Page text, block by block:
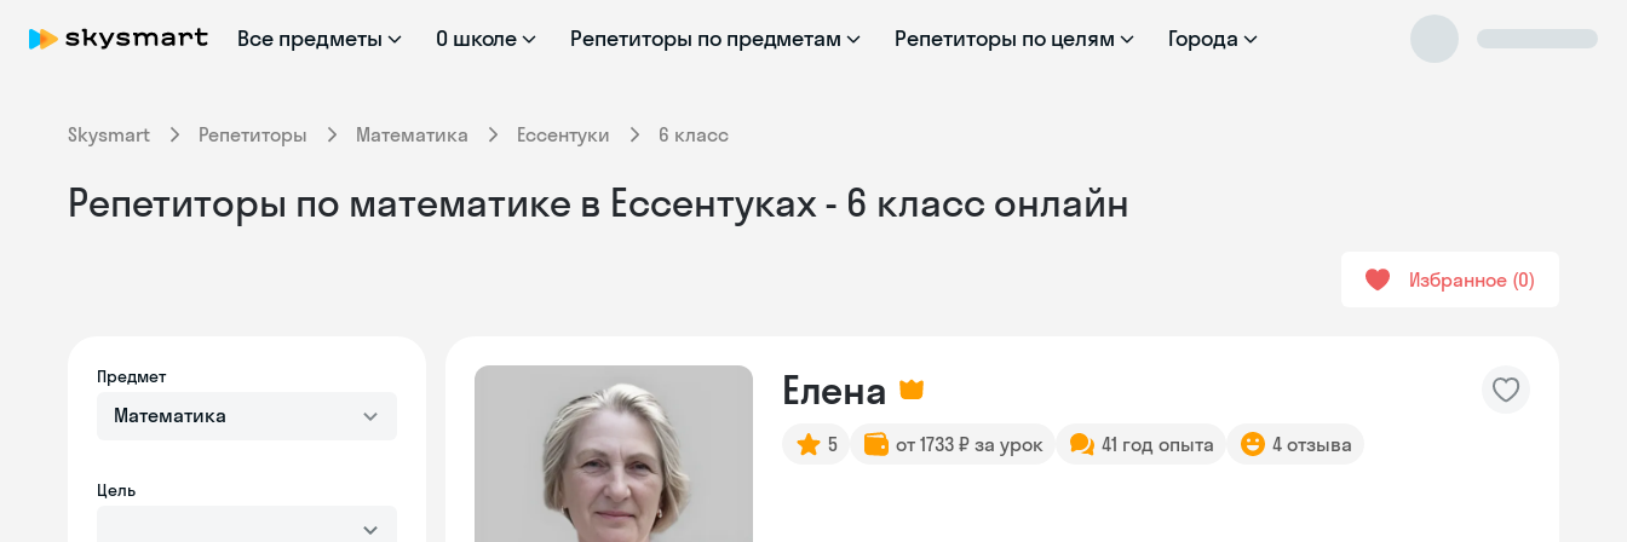
Все предметы О школе Репетиторы по предметам Репетиторы по целям Города
Skysmart Репетиторы Математика Ессентуки 6 класс
Репетиторы по математике в Ессентуках - 6 класс онлайн
Избранное 0
Предмет
Математика
Цель
Елена
5 от 1733 ₽ за урок 41 год опыта 4 отзыва